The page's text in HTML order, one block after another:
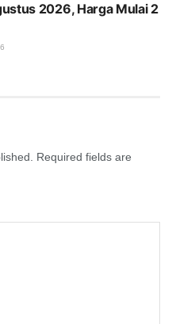
2026, Harga Mulai 2
Required fields are